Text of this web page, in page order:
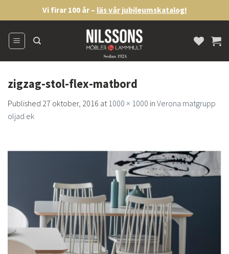
to
content
Vi firar 100 år – läs vår jubileumskatalog!
zigzag-stol-flex-matbord
Published 27 oktober, 2016 at1000 × 1000 in Verona matgrupp
oljad ek